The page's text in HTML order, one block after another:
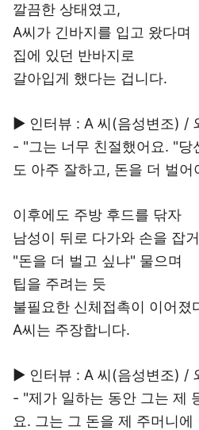
깔끔한 상태였고,
A씨가 긴바지를 입고 왔다며
집에 있던 반바지로
갈아입게 했다는 겁니다.
▶ 인터뷰 : A 씨(음성변조) /
- "그는 너무 친절했어요. "당
도 아주 잘하고, 돈을 더 벌
이후에도 주방 후드를 닦자
남성이 뒤로 다가와 손을 잡
"돈을 더 벌고 싶냐" 물으며
팁을 주려는 듯
불필요한 신체접촉이 이어졌
A씨는 주장합니다.
▶ 인터뷰 : A 씨(음성변조) /
- "제가 일하는 동안 그는 제
요. 그는 그 돈을 제 주머니